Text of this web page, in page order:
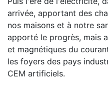
arrivée, apportant des
nos maisons et à notre
apporté le progrès, mais
et magnétiques du
les foyers des pays
CEM artificiels.